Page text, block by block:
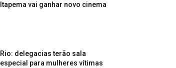
Itapema vai ganhar novo cinema
Rio: delegacias terão sala
especial para mulheres vítimas